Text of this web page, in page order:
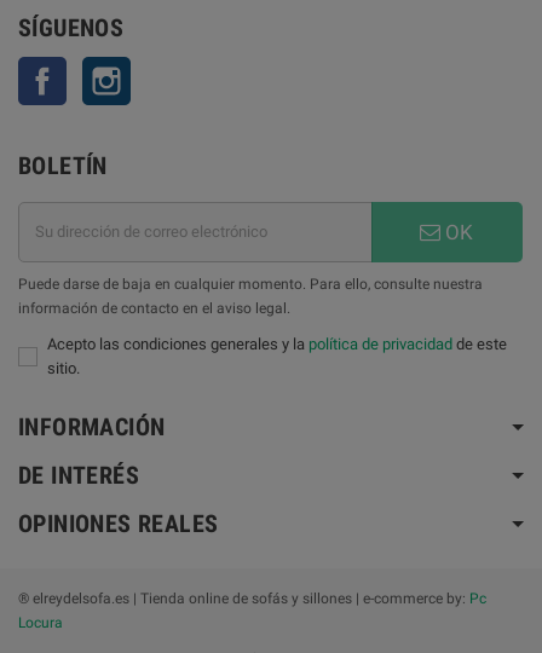
SÍGUENOS
Facebook
BOLETÍN
OK
Puede darse de baja en cualquier momento. Para ello, consulte nuestra
información de contacto en el aviso legal.
Acepto las condiciones generales y la política de privacidad de este
sitio.
INFORMACIÓN
DE INTERÉS
OPINIONES REALES
® elreydelsofa.es | Tienda online de sofás y sillones | e-commerce by: Pc
Locura